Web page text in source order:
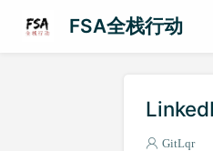
FSA全栈行动
GitLqr